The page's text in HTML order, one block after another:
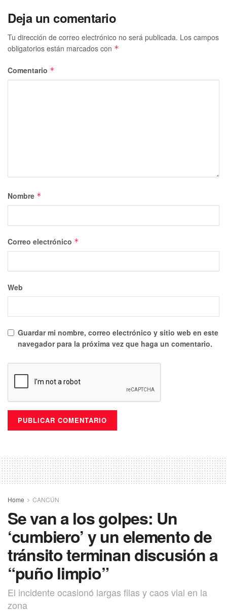
Deja un comentario
Tu dirección de correo electrónico no será publicada. Los campos
obligatorios están marcados con *
Comentario *
Nombre *
Correo electrónico *
Web
Guardar mi nombre, correo electrónico y sitio web en este
navegador para la próxima vez que haga un comentario.
Home CANCÚN
Se van a los golpes: Un
‘cumbiero’ y un elemento de
tránsito terminan discusión a
“puño limpio”
El incidente ocasionó largas filas y caos vial en la
zona